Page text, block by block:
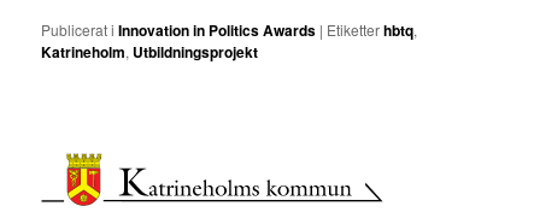
Publicerat i Innovation in Politics Awards | Etiketterhbtq,
Katrineholm, Utbildningsprojekt